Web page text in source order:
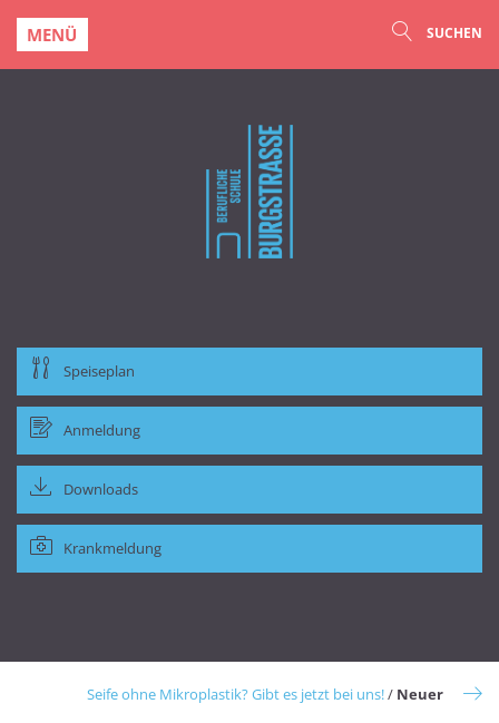
MENÜ SUCHEN
Speiseplan
Anmeldung
Downloads
Krankmeldung
Seife ohne Mikroplastik? Gibt es jetzt bei uns!/ Neuer